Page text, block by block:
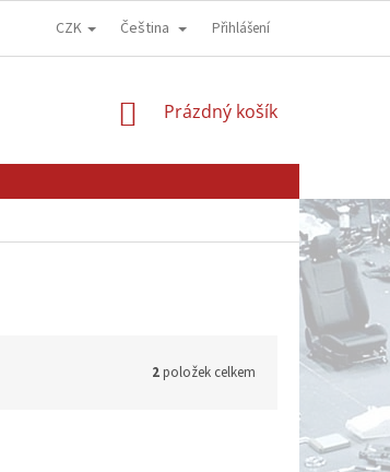
PODMÍNKY GDPR - OCHRANA OSOBNÍCH ÚDAJŮ
CZK Čeština Přihlášení
NÁKUPNÍ
Prázdný košík
2položek celkem